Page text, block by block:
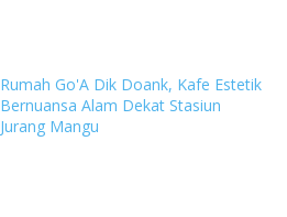
Rumah Go'A Dik Doank, Kafe Estetik
Bernuansa Alam Dekat Stasiun
Jurang Mangu